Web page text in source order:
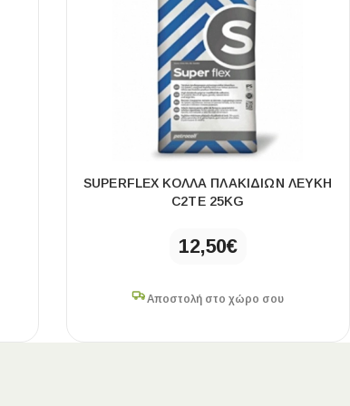
SUPERFLEX ΚΟΛΛΑ ΠΛΑΚΙΔΙΩΝ ΛΕΥΚΗ
C2ΤE 25KG
12,50€
Αποστολή στο χώρο σου